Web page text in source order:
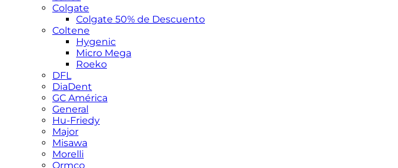
Colgate
Colgate 50% de Descuento
Coltene
Hygenic
Micro Mega
Roeko
DFL
DiaDent
GC América
General
Hu-Friedy
Major
Misawa
Morelli
Ormco